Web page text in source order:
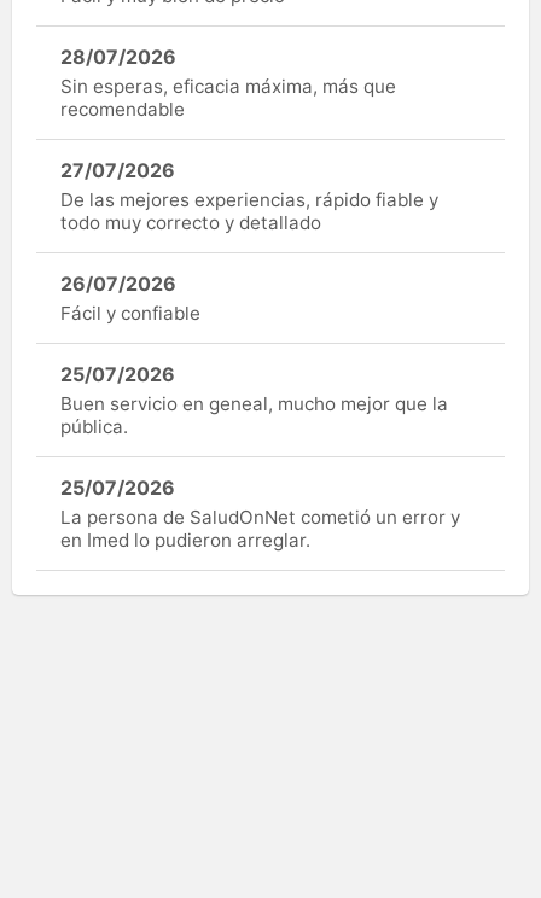
28/07/2026
Sin esperas, eficacia máxima, más que
recomendable
27/07/2026
De las mejores experiencias, rápido fiable y
todo muy correcto y detallado
26/07/2026
Fácil y confiable
25/07/2026
Buen servicio en geneal, mucho mejor que la
pública.
25/07/2026
La persona de SaludOnNet cometió un error y
en Imed lo pudieron arreglar.